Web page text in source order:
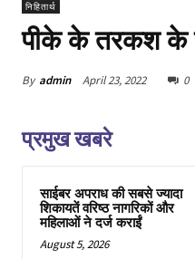
निहितार्थ
पीके के तरकश के
By admin April 23, 2022 0
प्रमुख खबरे
साईबर अपराध की सबसे ज्यादा
शिकायतें वरिष्ठ नागरिकों और
महिलाओं ने दर्ज कराईं
August 5, 2026